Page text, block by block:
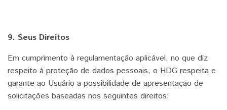
9. Seus Direitos
Em cumprimento à regulamentação aplicável, no que diz
respeito à proteção de dados pessoais, o HDG respeita e
garante ao Usuário a possibilidade de apresentação de
solicitações baseadas nos seguintes direitos: